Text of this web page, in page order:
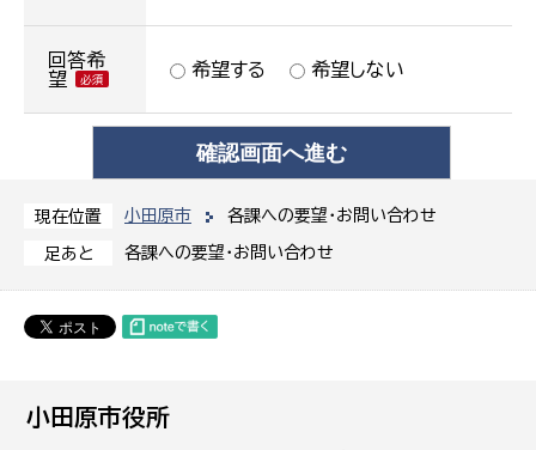
現在位置 小田原市 各課への要望・お問い合わせ
足あと 各課への要望・お問い合わせ
回答希
望
希望する 希望しない
小田原市役所